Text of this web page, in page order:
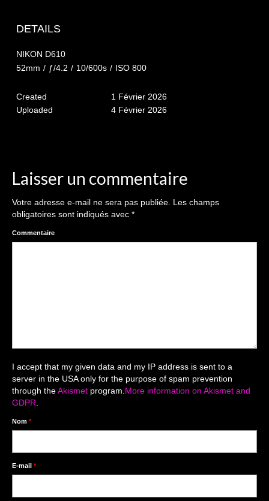
Au Feminin
Carnaval d’Annecy
Galeries Privées
séance du 25.04.26
Mariage du 18.04.2026
Prestations
Tarifs
Contact
Livre d’Or
DETAILS
NIKON D610
52mm / ƒ/4.2 / 10/600s / ISO 800
Created
1 Février 2026
Uploaded
4 Février 2026
Laisser un commentaire
Votre adresse e-mail ne sera pas publiée. Les champs
obligatoires sont indiqués avec *
Commentaire
I accept that my given data and my IP address is sent to a
server in the USA only for the purpose of spam prevention
through theAkismet program.More information on Akismet and
GDPR.
Nom *
E-mail *